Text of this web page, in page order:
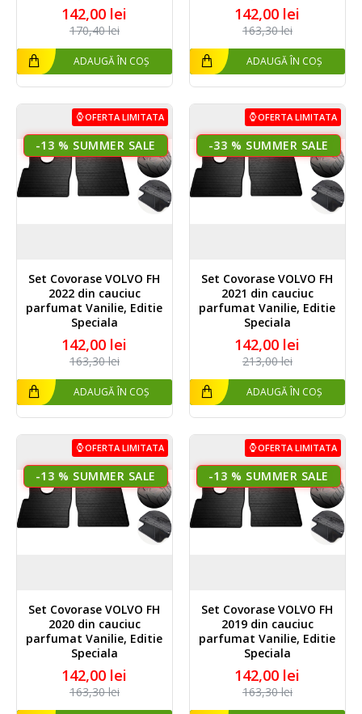
142,00 lei
170,40 lei
ADAUGĂ ÎN COȘ
142,00 lei
163,30 lei
ADAUGĂ ÎN COȘ
OFERTA LIMITATA
-13 %
Set Covorase VOLVO FH
2022 din cauciuc
parfumat Vanilie, Editie
Speciala
142,00 lei
163,30 lei
ADAUGĂ ÎN COȘ
OFERTA LIMITATA
-33 %
Set Covorase VOLVO FH
2021 din cauciuc
parfumat Vanilie, Editie
Speciala
142,00 lei
213,00 lei
ADAUGĂ ÎN COȘ
OFERTA LIMITATA
-13 %
Set Covorase VOLVO FH
2020 din cauciuc
parfumat Vanilie, Editie
Speciala
142,00 lei
163,30 lei
OFERTA LIMITATA
-13 %
Set Covorase VOLVO FH
2019 din cauciuc
parfumat Vanilie, Editie
Speciala
142,00 lei
163,30 lei